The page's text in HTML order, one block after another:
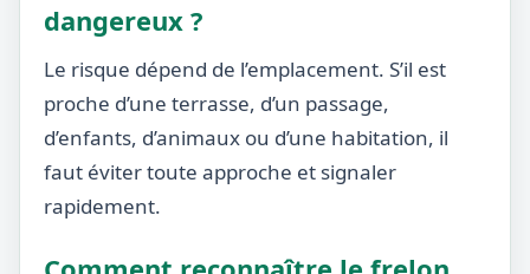
dangereux ?
Le risque dépend de l’emplacement. S’il est
proche d’une terrasse, d’un passage,
d’enfants, d’animaux ou d’une habitation, il
faut éviter toute approche et signaler
rapidement.